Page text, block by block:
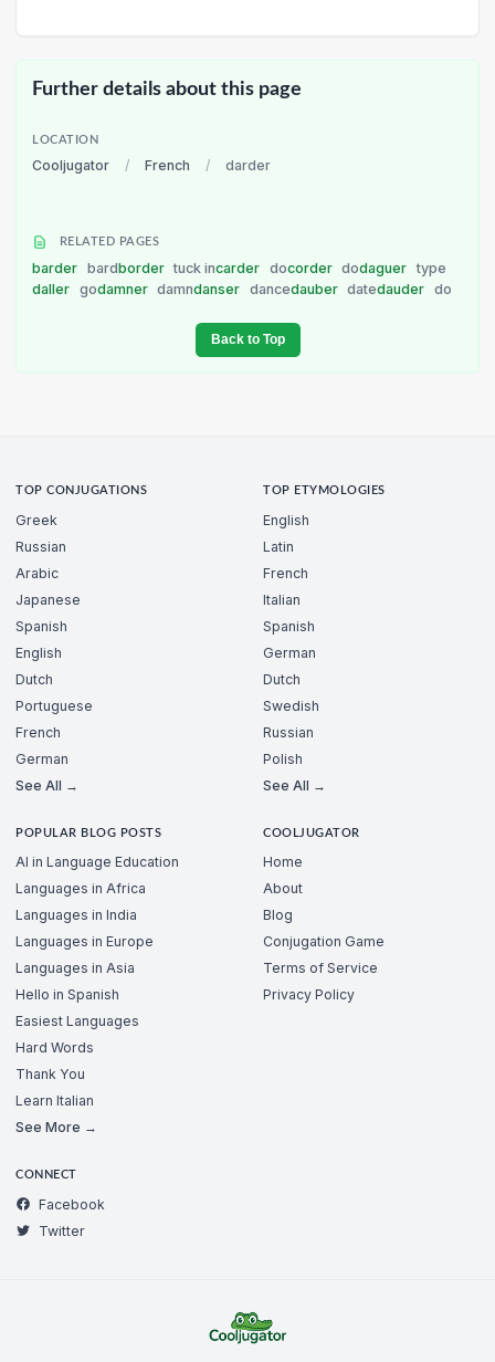
Further details about this page
LOCATION
Cooljugator / French / darder
RELATED PAGES
barder bardborder tuck incarder docorder dodaguer type
daller godamner damndanser dancedauber datedauder do
Back to Top
TOP CONJUGATIONS
Greek
Russian
Arabic
Japanese
Spanish
English
Dutch
Portuguese
French
German
See All →
TOP ETYMOLOGIES
English
Latin
French
Italian
Spanish
German
Dutch
Swedish
Russian
Polish
See All →
POPULAR BLOG POSTS
AI in Language Education
Languages in Africa
Languages in India
Languages in Europe
Languages in Asia
Hello in Spanish
Easiest Languages
Hard Words
Thank You
Learn Italian
See More →
COOLJUGATOR
Home
About
Blog
Conjugation Game
Terms of Service
Privacy Policy
CONNECT
Facebook
Twitter